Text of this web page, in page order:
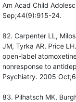
Am Acad Child
Sep;44(9):915-24.
82. Carpenter LL,
JM, Tyrka AR, Price
open-label
nonresponse to
Psychiatry. 2005
83. Pilhatsch MK,